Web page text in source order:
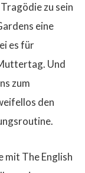
zu sein
eine
es für
Und
zum
den
mit The English